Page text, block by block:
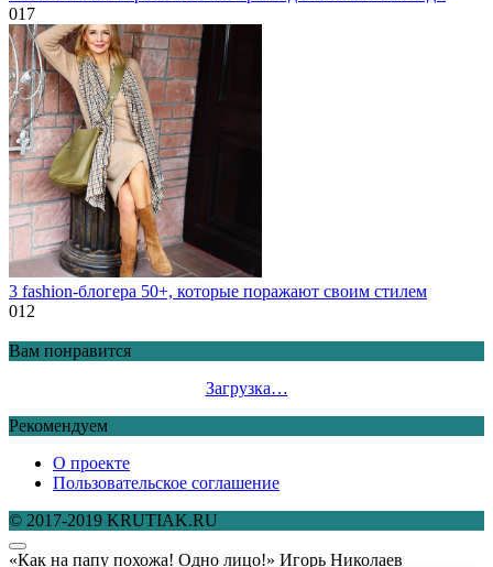
017
3 fashion-блогера 50+, которые поражают своим стилем
012
Вам понравится
Загрузка…
Рекомендуем
О проекте
Пользовательское соглашение
© 2017-2019 KRUTIAK.RU
«Как на папу похожа! Одно лицо!» Игорь Николаев